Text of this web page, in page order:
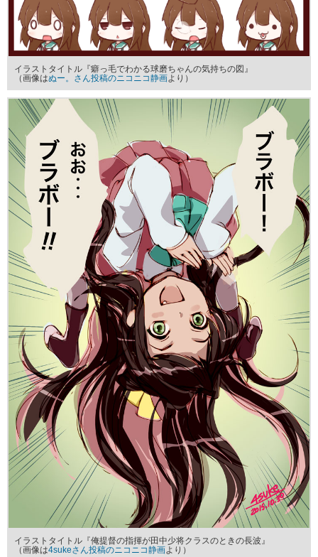
イラストタイトル『癖っ毛でわかる球磨ちゃんの気持ちの図』
（画像はぬー。さん投稿のニコニコ静画より）
イラストタイトル『俺提督の指揮が田中少将クラスのときの長波』
（画像は4sukeさん投稿のニコニコ静画より）